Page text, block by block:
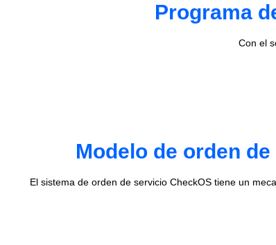
Programa
Con el
Modelo de orden
El sistema de orden de servicio CheckOS tiene un